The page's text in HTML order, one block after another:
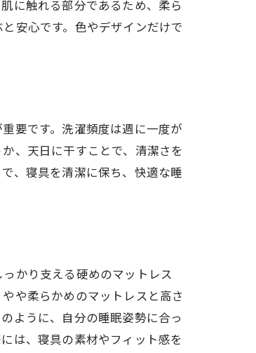
に触れる部分であるため、柔ら
安心です。色やデザインだけで
要です。洗濯頻度は週に一度が
、天日に干すことで、清潔さを
、寝具を清潔に保ち、快適な睡
かり支える硬めのマットレス
や柔らかめのマットレスと高さ
ように、自分の睡眠姿勢に合っ
は、寝具の素材やフィット感を